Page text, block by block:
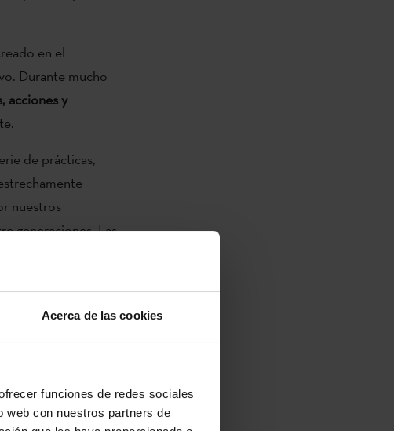
Acerca de las cookies
funciones de redes sociales
web con nuestros partners de
en el
Durante mucho
acciones y
de prácticas,
nuestros
generaciones. Las
vecinal como